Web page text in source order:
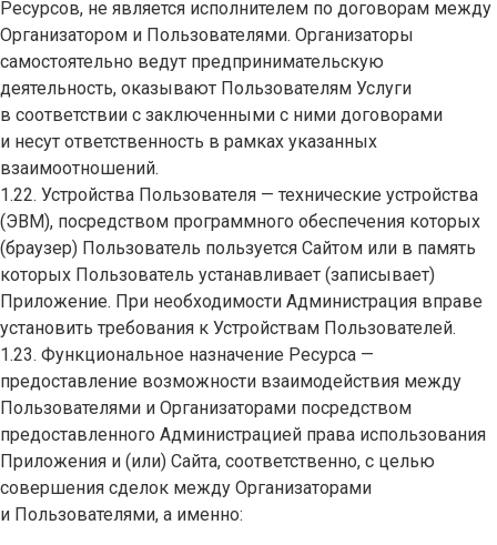
Ресурсов, не является исполнителем по договорам между
Организатором и Пользователями. Организаторы
самостоятельно ведут предпринимательскую
деятельность, оказывают Пользователям Услуги
в соответствии с заключенными с ними договорами
и несут ответственность в рамках указанных
взаимоотношений.
1.22. Устройства Пользователя — технические устройства
(ЭВМ), посредством программного обеспечения которых
(браузер) Пользователь пользуется Сайтом или в память
которых Пользователь устанавливает (записывает)
Приложение. При необходимости Администрация вправе
установить требования к Устройствам Пользователей.
1.23. Функциональное назначение Ресурса —
предоставление возможности взаимодействия между
Пользователями и Организаторами посредством
предоставленного Администрацией права использования
Приложения и (или) Сайта, соответственно, с целью
совершения сделок между Организаторами
и Пользователями, а именно: